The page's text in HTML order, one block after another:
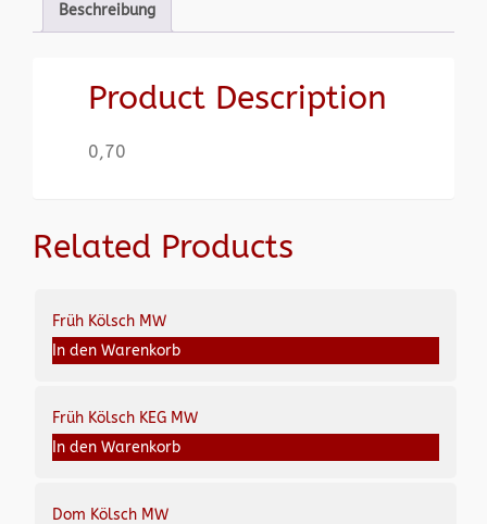
Beschreibung
Product Description
0,70
Related Products
Früh Kölsch MW
In den Warenkorb
Früh Kölsch KEG MW
In den Warenkorb
Dom Kölsch MW